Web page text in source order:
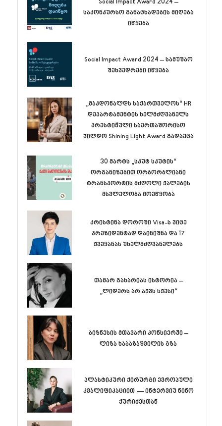
Social Impact Award 2024 –
საკონკურსო განაცხადების მიღება
იწყება
Social Impact Award 2024 – სამუშაო
შეხვედრები იწყება
„მაკდონალდს საქართველოს“ HR
დეპარტამენტის ხელმძღვანელს
პრესტიჟული საერთაშორისო
ჯილდო Shining Light Award გადაეცა
30 მარტს „სკუტ სკუტის“
ორგანიზებით ორბორბლიანი
ტრანსპორტის მძღოლი ქალების
მსვლელობა მოეწყობა
კრისტინა დოროში Visa-ს ვიცე
პრეზიდენტად დაინიშნა და 17
ქვეყანას უხელმძღვანელებს
თამარ გახარიას ისტორია –
„ლიდერს არ აქვს სქესი“
ბიზნესის მთავარი კონსიერჟი –
ლიზა ხაბაზაშვილის გზა
პლასტიკური ქირურგი ევროპული
კვალიფიკაციით — ინტერვიუ ნინო
ქურიძესთან